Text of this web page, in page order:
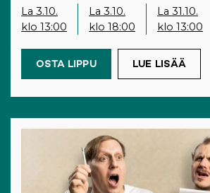
La 3.10.
klo 13:00
La 3.10.
klo 18:00
La 31.10.
klo 13:00
OSTA LIPPU(OPENS IN A NEW TAB)
LUE LISÄÄ